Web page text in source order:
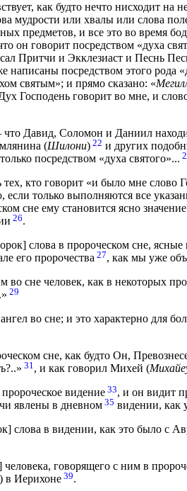
как будто нечто нисходит на
мудрости или хвалы или слова
предметов, и все это во время
он говорит посредством «духа
Притчи и Экклезиаст и Песнь
посредством этого рода
святым»; и прямо сказано: «
Господень говорит во мне, и
что Давид, Соломон и Даниил
(Шилони) 22 и других
посредством «духа святого»...
кто говорит «и было мне слово
если только выполняются все
сне ему становится ясно
26.
слова в пророческом сне,
его пророчества 27, как мы уже
во сне человек, как в некоторых
29
во сне; и это характерно для
сне, как будто Он,
31, и как говорил Михей (
видение 33, и он видит
явлены в дневном35 видении, как
слова в видении, как это было с
говорящего с ним в
) в Иерихоне 39.